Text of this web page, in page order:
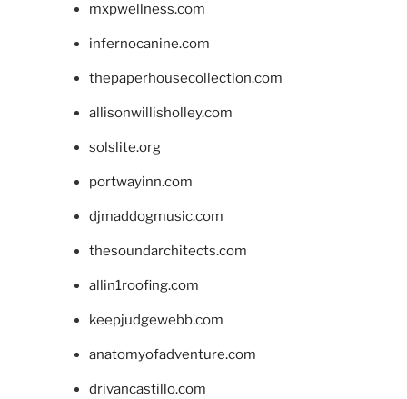
mxpwellness.com
infernocanine.com
thepaperhousecollection.com
allisonwillisholley.com
solslite.org
portwayinn.com
djmaddogmusic.com
thesoundarchitects.com
allin1roofing.com
keepjudgewebb.com
anatomyofadventure.com
drivancastillo.com